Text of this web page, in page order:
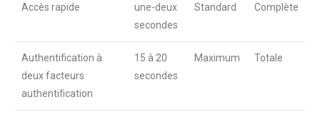
Accès rapide
une-deux
secondes
Standard Complète
Authentification à
deux facteurs
authentification
15 à 20
secondes
Maximum Totale